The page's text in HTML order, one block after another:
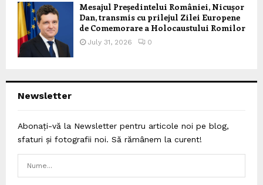
Mesajul Președintelui României, Nicușor
Dan, transmis cu prilejul Zilei Europene
de Comemorare a Holocaustului Romilor
July 31, 2026 0
Newsletter
Abonați-vă la Newsletter pentru articole noi pe blog,
sfaturi și fotografii noi. Să rămânem la curent!